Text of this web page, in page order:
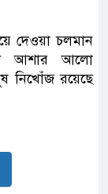
দেওয়া চলমান
আশার আলো
নিখোঁজ রয়েছে